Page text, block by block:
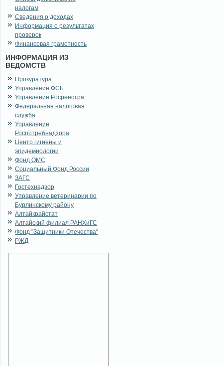
налогам
Сведения о доходах
Информация о результатах
проверок
Финансовая грамотность
ИНФОРМАЦИЯ ИЗ
ВЕДОМСТВ
Прокуратура
Управление ФСБ
Управление Росреестра
Федеральная налоговая
служба
Управление
Роспотребнадзора
Центр гигиены и
эпидемиологии
Фонд ОМС
Социальный Фонд России
ЗАГС
Гостехнадзор
Управление ветеринарии по
Бурлинскому району
Алтайкрайстат
Алтайский филиал РАНХиГС
Фонд "Защитники Отечества"
РЖД